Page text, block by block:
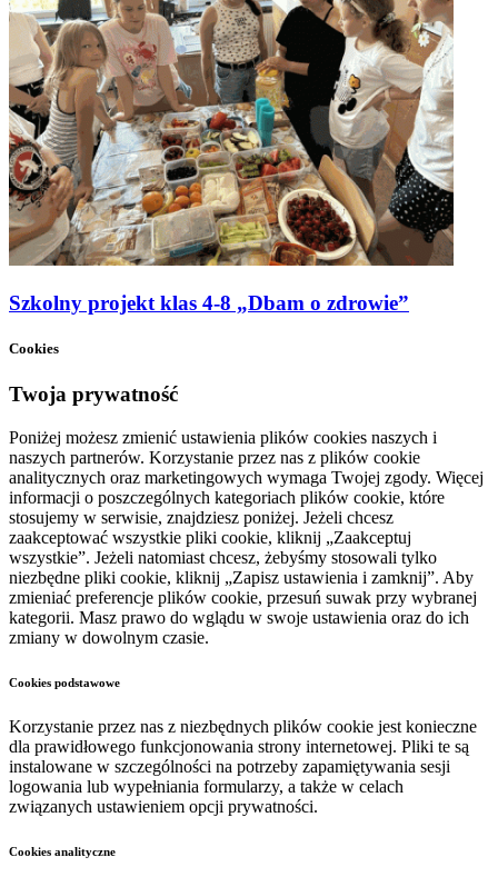
Szkolny projekt klas 4-8 „Dbam o zdrowie”
Cookies
Twoja prywatność
Poniżej możesz zmienić ustawienia plików cookies naszych i
naszych partnerów. Korzystanie przez nas z plików cookie
analitycznych oraz marketingowych wymaga Twojej zgody. Więcej
informacji o poszczególnych kategoriach plików cookie, które
stosujemy w serwisie, znajdziesz poniżej. Jeżeli chcesz
zaakceptować wszystkie pliki cookie, kliknij „Zaakceptuj
wszystkie”. Jeżeli natomiast chcesz, żebyśmy stosowali tylko
niezbędne pliki cookie, kliknij „Zapisz ustawienia i zamknij”. Aby
zmieniać preferencje plików cookie, przesuń suwak przy wybranej
kategorii. Masz prawo do wglądu w swoje ustawienia oraz do ich
zmiany w dowolnym czasie.
Cookies podstawowe
Korzystanie przez nas z niezbędnych plików cookie jest konieczne
dla prawidłowego funkcjonowania strony internetowej. Pliki te są
instalowane w szczególności na potrzeby zapamiętywania sesji
logowania lub wypełniania formularzy, a także w celach
związanych ustawieniem opcji prywatności.
Cookies analityczne